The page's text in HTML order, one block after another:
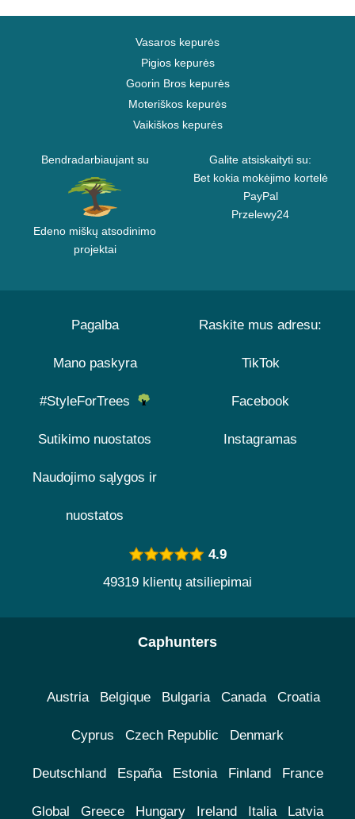
Vasaros kepurės
Pigios kepurės
Goorin Bros kepurės
Moteriškos kepurės
Vaikiškos kepurės
Bendradarbiaujant su
Edeno miškų atsodinimo
projektai
Galite atsiskaityti su:
Bet kokia mokėjimo kortelė
PayPal
Przelewy24
Pagalba
Mano paskyra
#StyleForTrees
Sutikimo nuostatos
Naudojimo sąlygos ir
nuostatos
Raskite mus adresu:
TikTok
Facebook
Instagramas
4.9
49319 klientų atsiliepimai
Caphunters
Austria Belgique Bulgaria Canada Croatia
Cyprus Czech Republic Denmark
Deutschland España Estonia Finland France
Global Greece Hungary Ireland Italia Latvia